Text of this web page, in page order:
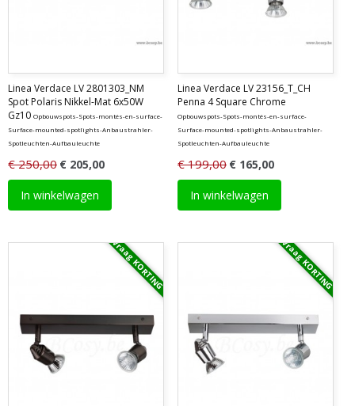
Linea Verdace LV 2801303_NM
Spot Polaris Nikkel-Mat 6x50W
Gz10 Opbouwspots-Spots-montés-en-surface-
Surface-mounted-spotlights-Anbaustrahler-
Spotleuchten-Aufbauleuchte
€ 250,00 € 205,00
In winkelwagen
Linea Verdace LV 23156_T_CH
Penna 4 Square Chrome
Opbouwspots-Spots-montés-en-surface-
Surface-mounted-spotlights-Anbaustrahler-
Spotleuchten-Aufbauleuchte
€ 199,00 € 165,00
In winkelwagen
Vraag KORTING Vraag KORTING